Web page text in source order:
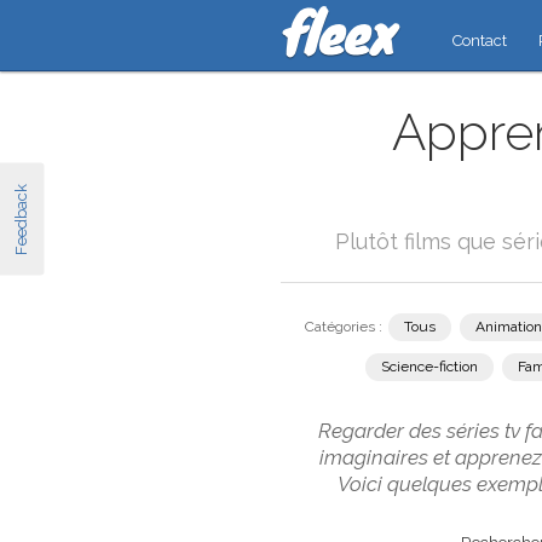
Feedback
Contact
Plutôt films que
Catégories : Tous Animation
Science-fiction
Regarder des séries tv
imaginaires et
Voici quelques